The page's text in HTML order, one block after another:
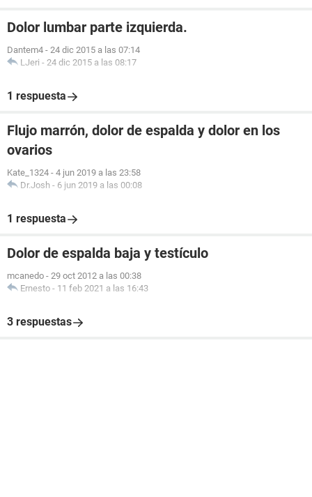
Dolor lumbar parte izquierda.
Dantem4 - 24 dic 2015 a las 07:14
LJeri - 24 dic 2015 a las 08:17
1 respuesta
Flujo marrón, dolor de espalda y dolor en los
ovarios
Kate_1324 - 4 jun 2019 a las 23:58
Dr.Josh - 6 jun 2019 a las 00:08
1 respuesta
Dolor de espalda baja y testículo
mcanedo - 29 oct 2012 a las 00:38
Ernesto - 11 feb 2021 a las 16:43
3 respuestas